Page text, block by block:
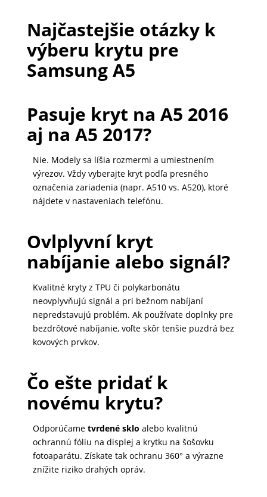
Najčastejšie otázky k
výberu krytu pre
Samsung A5
Pasuje kryt na A5 2016
aj na A5 2017?
Nie. Modely sa líšia rozmermi a umiestnením
výrezov. Vždy vyberajte kryt podľa presného
označenia zariadenia (napr. A510 vs. A520), ktoré
nájdete v nastaveniach telefónu.
Ovlplyvní kryt
nabíjanie alebo signál?
Kvalitné kryty z TPU či polykarbonátu
neovplyvňujú signál a pri bežnom nabíjaní
nepredstavujú problém. Ak používate doplnky pre
bezdrôtové nabíjanie, voľte skôr tenšie puzdrá bez
kovových prvkov.
Čo ešte pridať k
novému krytu?
Odporúčame tvrdené sklo alebo kvalitnú
ochrannú fóliu na displej a krytku na šošovku
fotoaparátu. Získate tak ochranu 360° a výrazne
znížite riziko drahých opráv.